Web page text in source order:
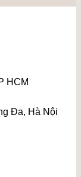
HCM
Đa, Hà Nội